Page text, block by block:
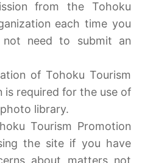
from the Tohoku
each time you
need to submit an
of Tohoku Tourism
is required for the use of
library.
Tourism Promotion
the site if you have
about matters not